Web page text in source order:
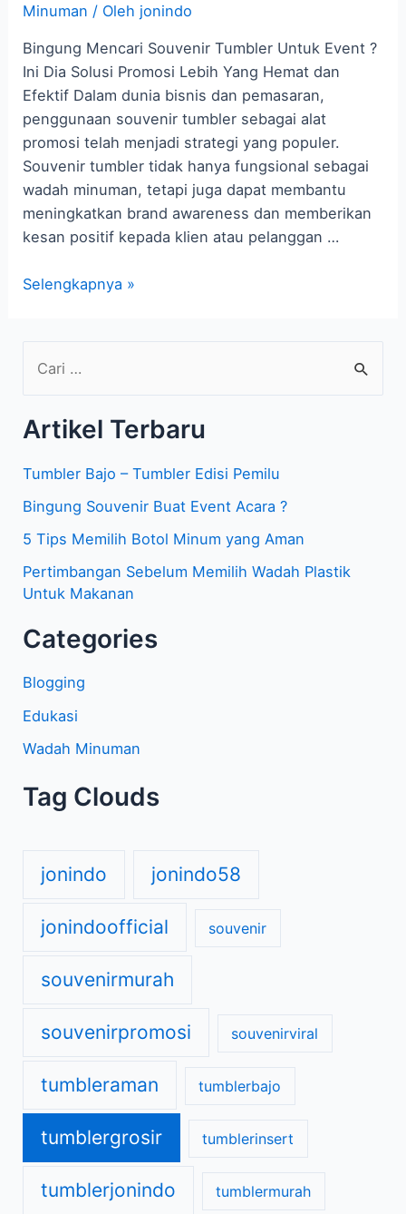
Minuman / Oleh jonindo
Bingung Mencari Souvenir Tumbler Untuk Event ?
Ini Dia Solusi Promosi Lebih Yang Hemat dan
Efektif Dalam dunia bisnis dan pemasaran,
penggunaan souvenir tumbler sebagai alat
promosi telah menjadi strategi yang populer.
Souvenir tumbler tidak hanya fungsional sebagai
wadah minuman, tetapi juga dapat membantu
meningkatkan brand awareness dan memberikan
kesan positif kepada klien atau pelanggan …
Selengkapnya »
r
n
t
u
k
:
Artikel Terbaru
Tumbler Bajo – Tumbler Edisi Pemilu
Bingung Souvenir Buat Event Acara ?
5 Tips Memilih Botol Minum yang Aman
Pertimbangan Sebelum Memilih Wadah Plastik
Untuk Makanan
Categories
Blogging
Edukasi
Wadah Minuman
Tag Clouds
jonindo jonindo58
jonindoofficial souvenir
souvenirmurah
souvenirpromosi souvenirviral
tumbleraman tumblerbajo
tumblergrosir tumblerinsert
tumblerjonindo tumblermurah